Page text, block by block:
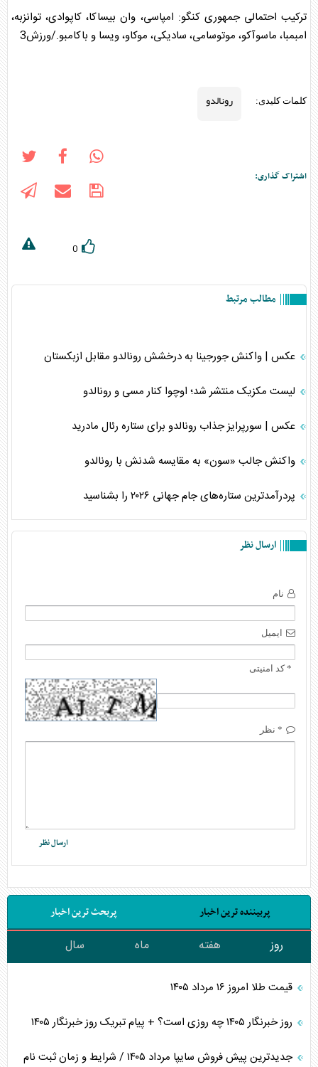
ترکیب احتمالی جمهوری کنگو: امپاسی، وان بیساکا، کاپوادی، توانزبه،
امبمبا، ماسوآکو، موتوسامی، سادیکی، موکاو، ویسا و باکامبو./ورزش3
کلمات کلیدی: رونالدو
اشتراک گذاری:
0
مطالب مرتبط
عکس | واکنش جورجینا به درخشش رونالدو مقابل ازبکستان
لیست مکزیک منتشر شد؛ اوچوا کنار مسی و رونالدو
عکس | سورپرایز جذاب رونالدو برای ستاره رئال مادرید
واکنش جالب «سون» به مقایسه شدنش با رونالدو
پردرآمدترین ستاره‌های جام جهانی ۲۰۲۶ را بشناسید
ارسال نظر
نام
ایمیل
* کد امنیتی
* نظر
پربیننده ترین اخبار پربحث ترین اخبار
روز هفته ماه سال
قیمت طلا امروز ۱۶ مرداد ۱۴۰۵
روز خبرنگار ۱۴۰۵ چه روزی است؟ + پیام تبریک روز خبرنگار ۱۴۰۵
جدیدترین پیش فروش سایپا مرداد ۱۴۰۵ / شرایط و زمان ثبت نام